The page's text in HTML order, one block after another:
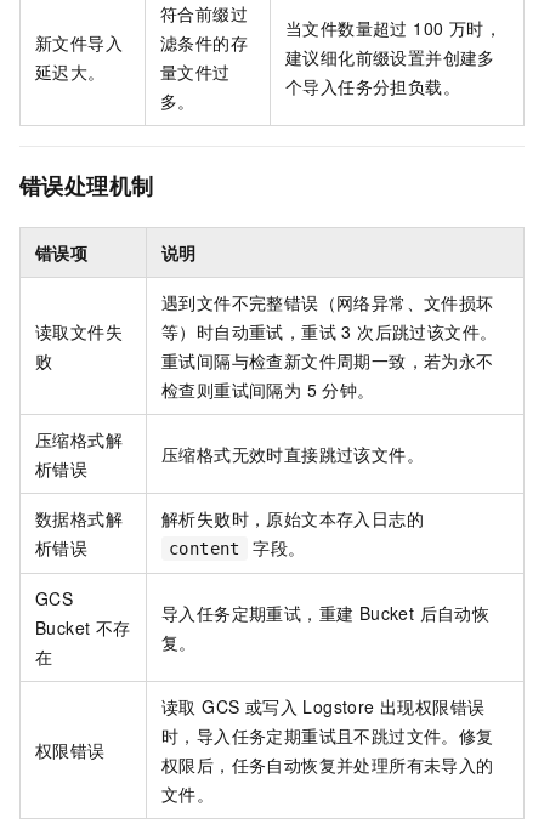
新文件导入
延迟大。
符合前缀过
滤条件的存
量文件过
多。
当文件数量超过 100 万时，
建议细化前缀设置并创建多
个导入任务分担负载。
错误处理机制
错误项 说明
读取文件失
败
遇到文件不完整错误（网络异常、文件损坏
等）时自动重试，重试 3 次后跳过该文件。
重试间隔与检查新文件周期一致，若为永不
检查则重试间隔为 5 分钟。
压缩格式解
析错误
压缩格式无效时直接跳过该文件。
数据格式解
析错误
解析失败时，原始文本存入日志的
content 字段。
GCS
Bucket 不存
在
导入任务定期重试，重建 Bucket 后自动恢
复。
权限错误
读取 GCS 或写入 Logstore 出现权限错误
时，导入任务定期重试且不跳过文件。修复
权限后，任务自动恢复并处理所有未导入的
文件。